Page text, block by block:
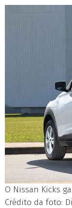
O Nissan Kicks
Crédito da foto: